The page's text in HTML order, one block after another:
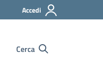
Accedi
Cerca